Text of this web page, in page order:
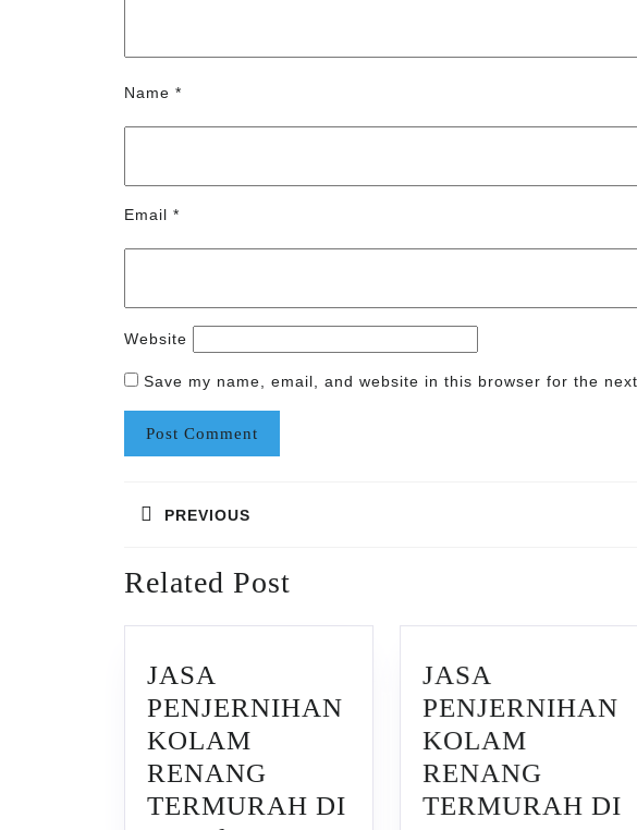
Name *
Email *
Website
Save my name, email, and website in this browser for the
PREVIOUS
post:
Related Post
JASA
PENJERNIHAN
KOLAM
RENANG
TERMURAH DI
JASA
PENJERNIHAN
KOLAM
RENANG
TERMURAH DI